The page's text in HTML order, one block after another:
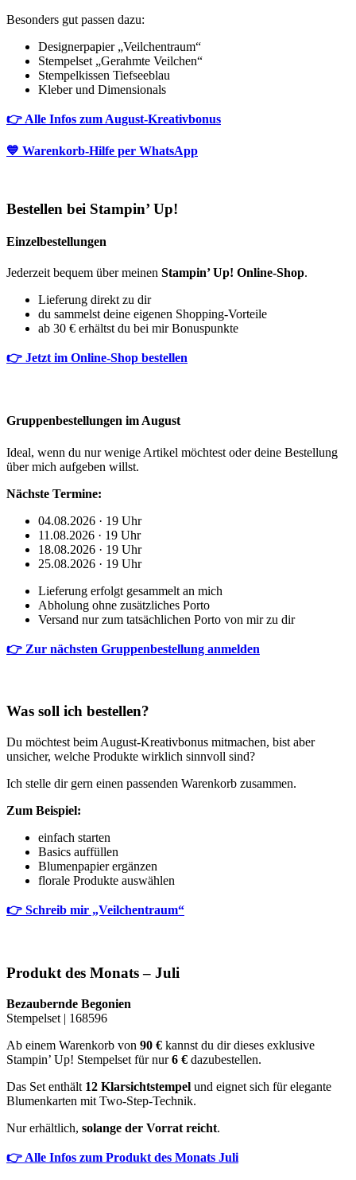
Besonders gut passen dazu:
Designerpapier „Veilchentraum“
Stempelset „Gerahmte Veilchen“
Stempelkissen Tiefseeblau
Kleber und Dimensionals
👉 Alle Infos zum August-Kreativbonus
💙 Warenkorb-Hilfe per WhatsApp
Bestellen bei Stampin’ Up!
Einzelbestellungen
Jederzeit bequem über meinen Stampin’ Up! Online-Shop.
Lieferung direkt zu dir
du sammelst deine eigenen Shopping-Vorteile
ab 30 € erhältst du bei mir Bonuspunkte
👉 Jetzt im Online-Shop bestellen
Gruppenbestellungen im August
Ideal, wenn du nur wenige Artikel möchtest oder deine Bestellung
über mich aufgeben willst.
Nächste Termine:
04.08.2026 · 19 Uhr
11.08.2026 · 19 Uhr
18.08.2026 · 19 Uhr
25.08.2026 · 19 Uhr
Lieferung erfolgt gesammelt an mich
Abholung ohne zusätzliches Porto
Versand nur zum tatsächlichen Porto von mir zu dir
👉 Zur nächsten Gruppenbestellung anmelden
Was soll ich bestellen?
Du möchtest beim August-Kreativbonus mitmachen, bist aber
unsicher, welche Produkte wirklich sinnvoll sind?
Ich stelle dir gern einen passenden Warenkorb zusammen.
Zum Beispiel:
einfach starten
Basics auffüllen
Blumenpapier ergänzen
florale Produkte auswählen
👉 Schreib mir „Veilchentraum“
Produkt des Monats – Juli
Bezaubernde Begonien
Stempelset | 168596
Ab einem Warenkorb von 90 € kannst du dir dieses exklusive
Stampin’ Up! Stempelset für nur6 € dazubestellen.
Das Set enthält 12 Klarsichtstempel und eignet sich für elegante
Blumenkarten mit Two-Step-Technik.
Nur erhältlich, solange der Vorrat reicht.
👉 Alle Infos zum Produkt des Monats Juli